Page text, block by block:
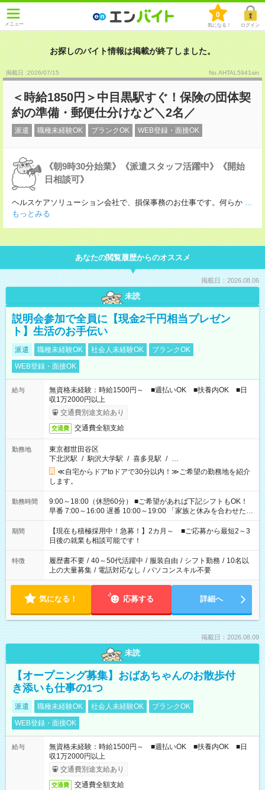
メニュー
0
気になる！ ログイン
お探しのバイト情報は掲載が終了しました。
掲載日 :2026/07/15 No.AHTAL5941sin
＜時給1850円＞中目黒駅すぐ！保険の団体契
約の準備・郵便仕分けなど＼2名／
派遣 職種未経験OK ブランクOK WEB登録・面接OK
《朝9時30分始業》《派遣スタッフ活躍中》《開始
日相談可》
ヘルスケアソリューション会社で、損保事務のお仕事です。何らか ...
もっとみる
あなたの閲覧履歴からのオススメ
掲載日：2026.08.06
未読
説明会参加で全員に【現金2千円相当プレゼン
ト】生活のお手伝い
派遣 職種未経験OK 社会人未経験OK
ブランクOK
WEB登録・面接OK
給与
無資格未経験：時給1500円～ ■週払いOK ■扶養内OK ■日
収1万2000円以上
交通費別途支給あり
交通費 交通費全額支給
勤務地
東京都世田谷区
下北沢駅 / 駒沢大学駅 / 喜多見駅 / …
≪自宅からドアtoドアで30分以内！≫ご希望の勤務地を紹介
します。
勤務時間
9:00～18:00（休憩60分） ■ご希望があれば下記シフトもOK！
早番 7:00～16:00 遅番 10:00～19:00 「家族と休みを合わせた
い」 「余裕を持って夕飯の準備がしたい」 「できれば残業はし
たくない」 など、ご希望を教えてくださいね。 ※Wワーク希望
の方へ 今ご覧のお仕事で希望する勤務時間と、もう1つのお仕事
の勤務時間。 合計で週40時間を超える場合は応募できません。
期間
【現在も積極採用中！急募！】2カ月～ ■ご応募から最短2～3
日後の就業も相談可能です！
特徴 履歴書不要 / 40～50代活躍中 / 服装自由 / シフト勤務 / 10名以
上の大量募集 / 電話対応なし / パソコンスキル不要
気になる！ 応募する 詳細へ
掲載日：2026.08.09
未読
【オープニング募集】おばあちゃんのお散歩付
き添いも仕事の1つ
派遣 職種未経験OK 社会人未経験OK
ブランクOK
WEB登録・面接OK
給与
無資格未経験：時給1500円～ ■週払いOK ■扶養内OK ■日
収1万2000円以上
交通費別途支給あり
交通費 交通費全額支給